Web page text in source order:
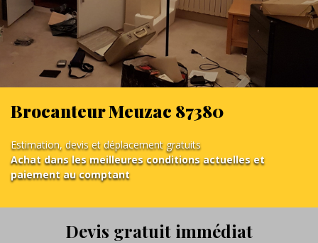
Brocanteur Meuzac 87380
Estimation, devis et déplacement gratuits
Achat dans les meilleures conditions actuelles et
paiement au comptant
Devis gratuit immédiat